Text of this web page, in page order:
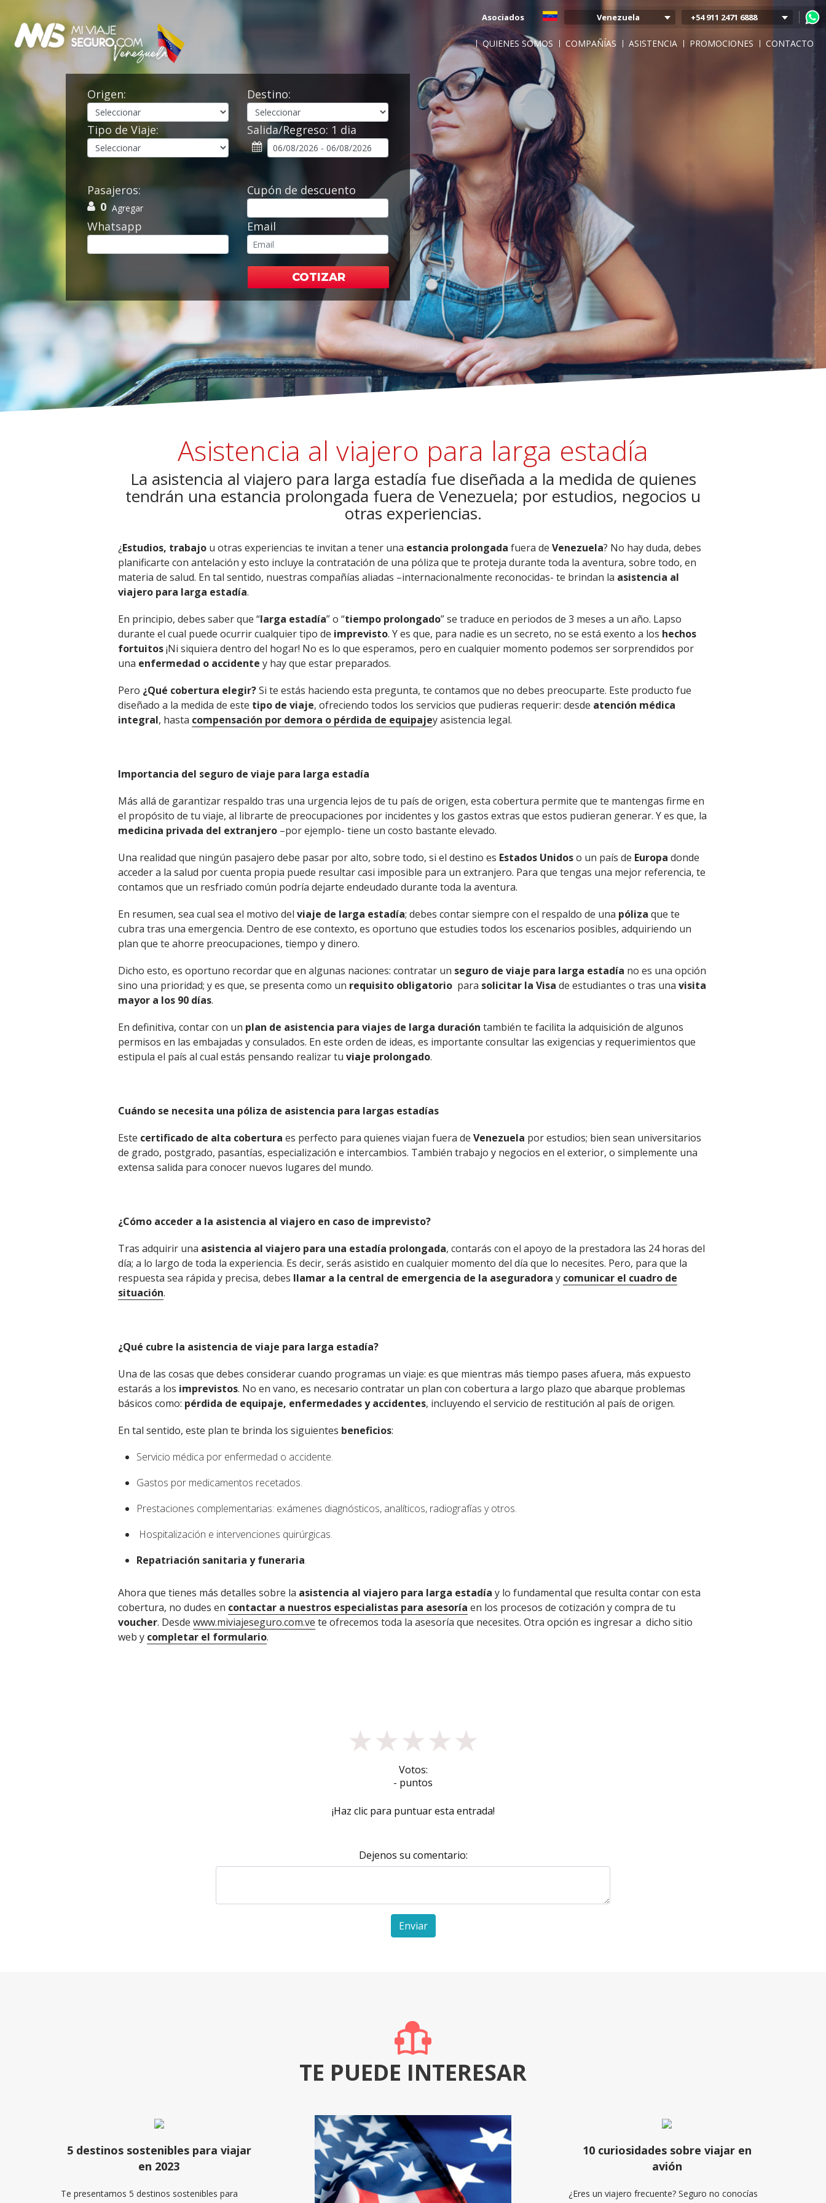
QUIENES SOMOS COMPAÑÍAS ASISTENCIA PROMOCIONES CONTACTO
+54 911 2471 6888
Venezuela
Argentina
Colombia
Asociados
Origen: Destino:
Tipo de Viaje: Salida/Regreso: 1 dia
Pasajeros:
0 Agregar
Cupón de descuento
Whatsapp Email
COTIZAR
Asistencia al viajero para larga estadía
La asistencia al viajero para larga estadía fue diseñada a la medida de quienes
tendrán una estancia prolongada fuera de Venezuela; por estudios, negocios u
otras experiencias.
¿Estudios, trabajo u otras experiencias te invitan a tener una estancia prolongada fuera de Venezuela? No hay duda, debes
planificarte con antelación y esto incluye la contratación de una póliza que te proteja durante toda la aventura, sobre todo, en
materia de salud. En tal sentido, nuestras compañías aliadas –internacionalmente reconocidas- te brindan la asistencia al
viajero para larga estadía.
En principio, debes saber que “larga estadía” o “tiempo prolongado” se traduce en periodos de 3 meses a un año. Lapso
durante el cual puede ocurrir cualquier tipo de imprevisto. Y es que, para nadie es un secreto, no se está exento a los hechos
fortuitos¡Ni siquiera dentro del hogar! No es lo que esperamos, pero en cualquier momento podemos ser sorprendidos por
una enfermedad o accidente y hay que estar preparados.
Pero ¿Qué cobertura elegir?Si te estás haciendo esta pregunta, te contamos que no debes preocuparte. Este producto fue
diseñado a la medida de este tipo de viaje, ofreciendo todos los servicios que pudieras requerir: desde atención médica
integral, hasta compensación por demora o pérdida de equipajey asistencia legal.
Importancia del seguro de viaje para larga estadía
Más allá de garantizar respaldo tras una urgencia lejos de tu país de origen, esta cobertura permite que te mantengas firme en
el propósito de tu viaje, al librarte de preocupaciones por incidentes y los gastos extras que estos pudieran generar. Y es que, la
medicina privada del extranjero –por ejemplo- tiene un costo bastante elevado.
Una realidad que ningún pasajero debe pasar por alto, sobre todo, si el destino es Estados Unidoso un país de Europa donde
acceder a la salud por cuenta propia puede resultar casi imposible para un extranjero. Para que tengas una mejor referencia, te
contamos que un resfriado común podría dejarte endeudado durante toda la aventura.
En resumen, sea cual sea el motivo del viaje de larga estadía; debes contar siempre con el respaldo de una póliza que te
cubra tras una emergencia. Dentro de ese contexto, es oportuno que estudies todos los escenarios posibles, adquiriendo un
plan que te ahorre preocupaciones, tiempo y dinero.
Dicho esto, es oportuno recordar que en algunas naciones: contratar un seguro de viaje para larga estadía no es una opción
sino una prioridad; y es que, se presenta como un requisito obligatorio para solicitar la Visa de estudiantes o tras una visita
mayor a los 90 días.
En definitiva, contar con un plan de asistencia para viajes de larga duración también te facilita la adquisición de algunos
permisos en las embajadas y consulados. En este orden de ideas, es importante consultar las exigencias y requerimientos que
estipula el país al cual estás pensando realizar tu viaje prolongado.
Cuándo se necesita una póliza de asistencia para largas estadías
Este certificado de alta cobertura es perfecto para quienes viajan fuera de Venezuela por estudios; bien sean universitarios
de grado, postgrado, pasantías, especialización e intercambios. También trabajo y negocios en el exterior, o simplemente una
extensa salida para conocer nuevos lugares del mundo.
¿Cómo acceder a la asistencia al viajero en caso de imprevisto?
Tras adquirir una asistencia al viajero para una estadía prolongada, contarás con el apoyo de la prestadora las 24 horas del
día; a lo largo de toda la experiencia. Es decir, serás asistido en cualquier momento del día que lo necesites. Pero, para que la
respuesta sea rápida y precisa, debes llamar a la central de emergencia de la aseguradora y comunicar el cuadro de
situación.
¿Qué cubre la asistencia de viaje para larga estadía?
Una de las cosas que debes considerar cuando programas un viaje: es que mientras más tiempo pases afuera, más expuesto
estarás a los imprevistos. No en vano, es necesario contratar un plan con cobertura a largo plazo que abarque problemas
básicos como: pérdida de equipaje, enfermedades y accidentes, incluyendo el servicio de restitución al país de origen.
En tal sentido, este plan te brinda los siguientes beneficios:
Servicio médica por enfermedad o accidente.
Gastos por medicamentos recetados.
Prestaciones complementarias: exámenes diagnósticos, analíticos, radiografías y otros.
Hospitalización e intervenciones quirúrgicas.
Repatriación sanitaria y funeraria.
Ahora que tienes más detalles sobre la asistencia al viajero para larga estadía y lo fundamental que resulta contar con esta
cobertura, no dudes en contactar a nuestros especialistas para asesoría en los procesos de cotización y compra de tu
voucher. Desde www.miviajeseguro.com.ve te ofrecemos toda la asesoría que necesites. Otra opción es ingresar a dicho sitio
web y completar el formulario.
★★★★★
Votos:
- puntos
¡Haz clic para puntuar esta entrada!
Dejenos su comentario:
Enviar
TE PUEDE INTERESAR
5 destinos sostenibles para viajar
en 2023
Te presentamos 5 destinos sostenibles para
10 curiosidades sobre viajar en
avión
¿Eres un viajero frecuente? Seguro no conocías